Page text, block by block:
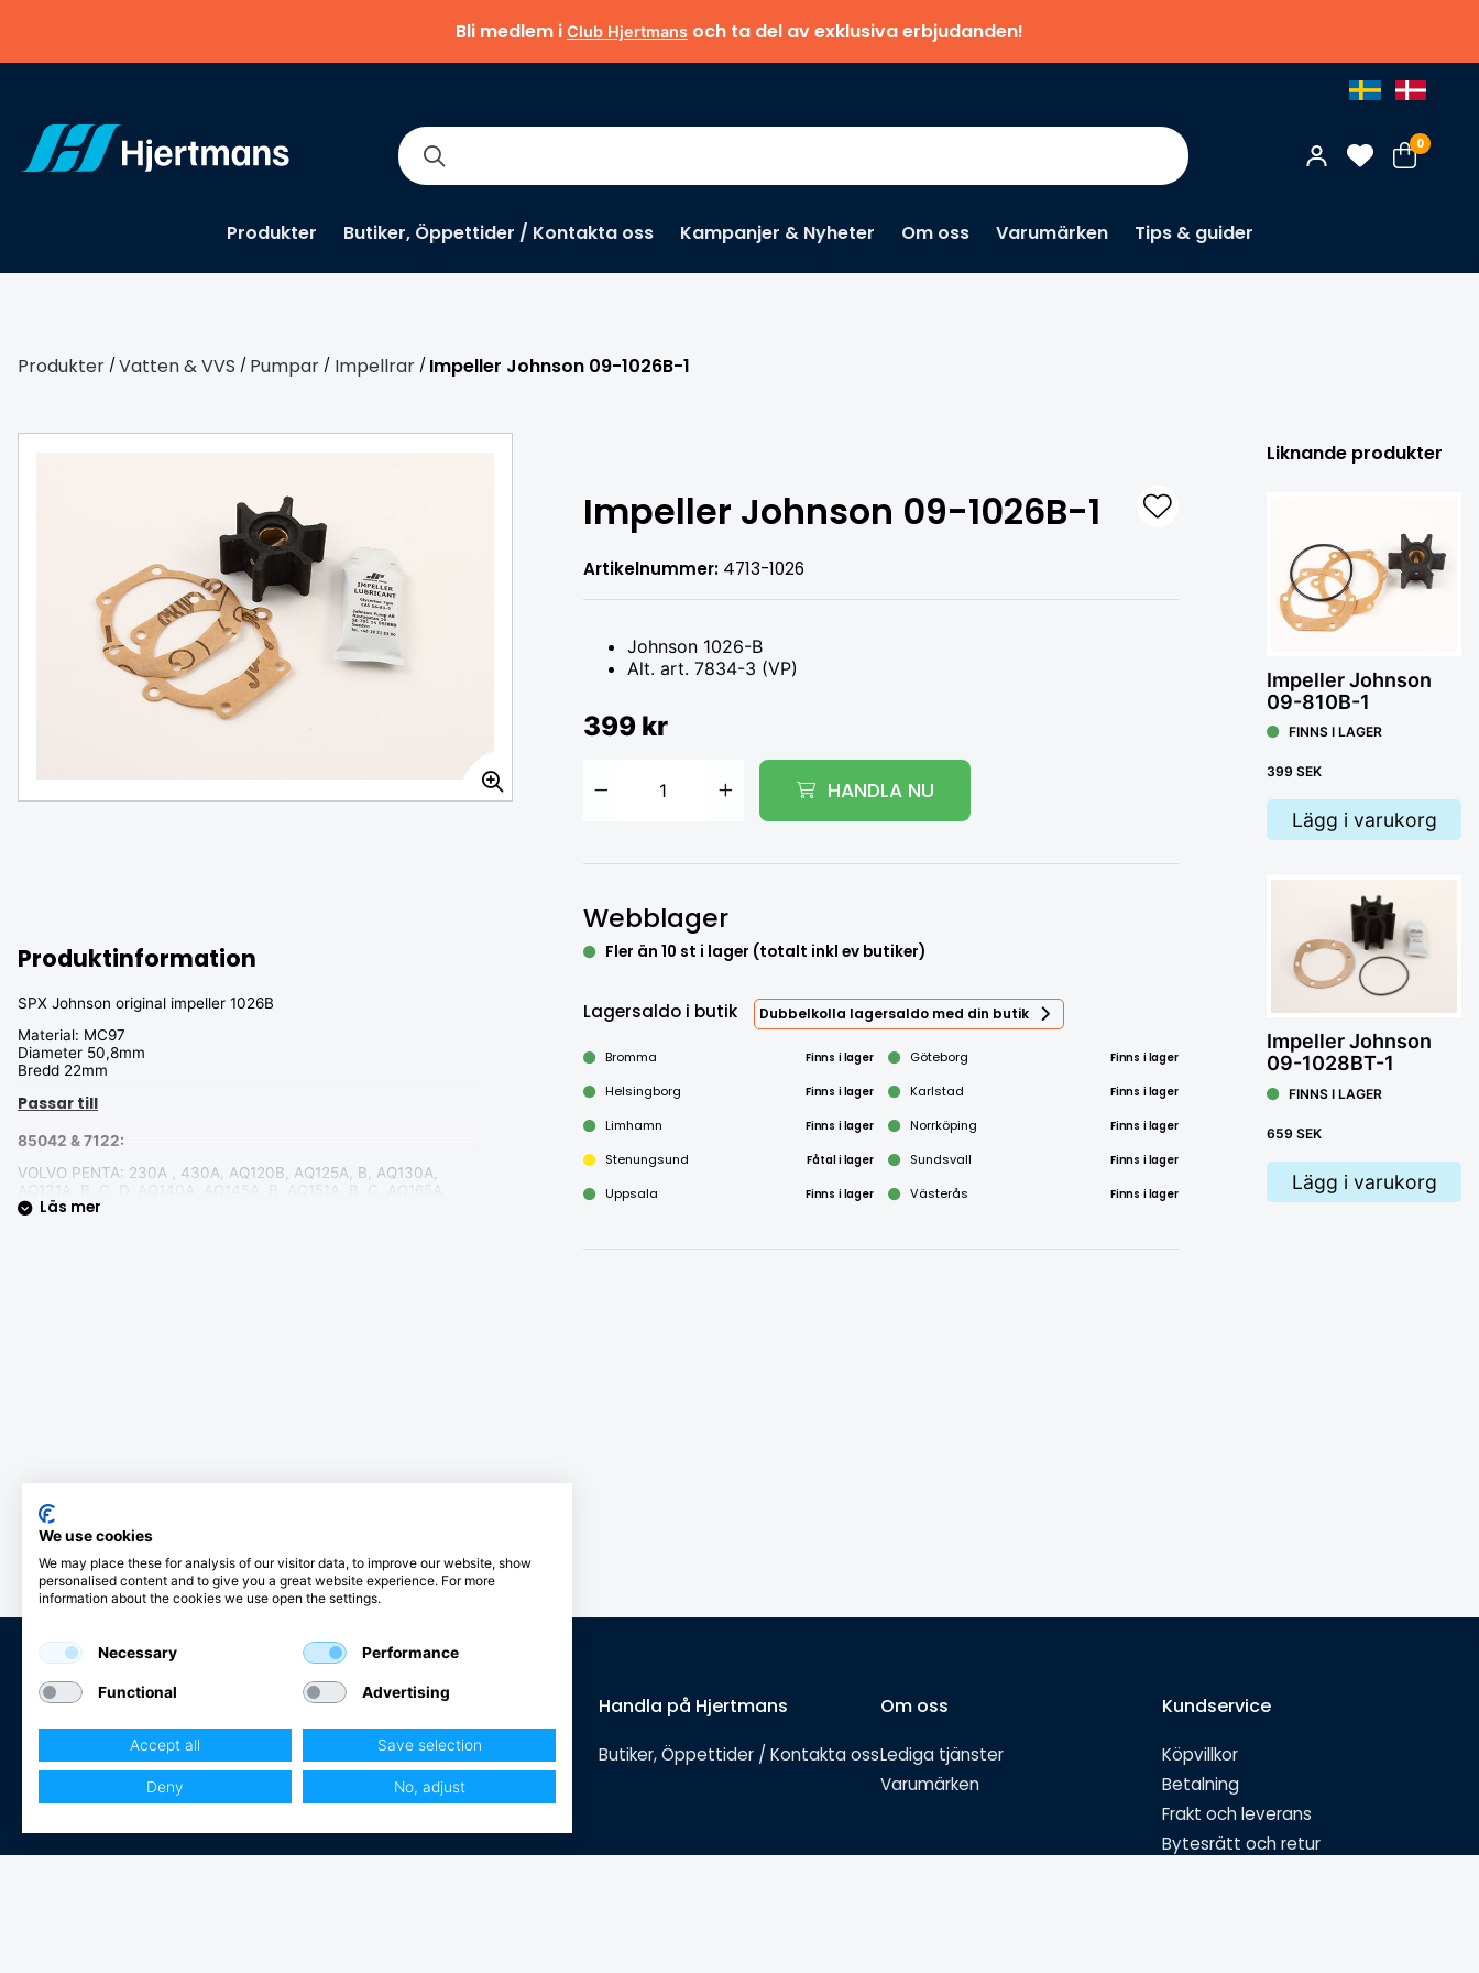
Bli medlem i Club Hjertmans och ta del av exklusiva erbjudanden!
0
Produkter Butiker, Öppettider / Kontakta oss Kampanjer & Nyheter Om oss Varumärken Tips & guider
Produkter / Vatten & VVS / Pumpar / Impellrar / Impeller Johnson 09-1026B-1
Impeller Johnson 09-1026B-1
Artikelnummer: 4713-1026
Johnson 1026-B
Alt. art. 7834-3 (VP)
399 kr
HANDLA NU
Webblager
Fler än 10 st i lager (totalt inkl ev butiker)
Lagersaldo i butik Dubbelkolla lagersaldo med din butik
Bromma Finns i lager Göteborg
Finns i lager
Helsingborg
Finns i lager Karlstad
Finns i lager
Limhamn
Finns i lager Norrköping
Finns i lager
Stenungsund
Fåtal i lager Sundsvall
Finns i lager
Uppsala
Finns i lager Västerås Finns i lager
Produktinformation
SPX Johnson original impeller 1026B
Material: MC97
Diameter 50,8mm
Bredd 22mm
Passar till
85042 & 7122:
VOLVO PENTA: 230A , 430A, AQ120B, AQ125A, B, AQ130A,
AQ131A, B, C, D, AQ140A, AQ145A, B, AQ151A, B, C, AQ165A,
AQ170A, B, C, AQ171A, C, AQ175A, AQ200B, C, D, F, AQ250A,
AQD19, AQD27, AQD29, AQD32A, AQD40A, AQD41A, AQD70B,
C, D,D41A, B, KAD42A, KAMD42A, MD19, MD27, MD29, MD30A,
MD31A, MD32A, MD40A, MD70B, C, TAMD30A,TAMD31A, B,
TAMD41A, B, KAD, -KAMD42 A, B ,P, TAMD60A,B, C, TAMD70B,
C, D, E, THAMD70B, C, TMD30A, TMD31A, B, TMD40A, B, C,
TMD41A,B,TMD70B, C
85048 & 7126:
VOLVO PENTA MB10A, AQD2B, MD1, B,MD2, B, MD6A,MD2010A,
1975
85050 & 7127:
VOLVO PENTA AQ110, AQ115A, B, AQ120, AQ130A, B, C, D,
MB18, BB30, MB20A, B, C, MD17C, D, MD3B
Läs mer
Liknande produkter
Impeller Johnson
09-810B-1
FINNS I LAGER
399 SEK
Lägg i varukorg
Impeller Johnson
09-1028BT-1
FINNS I LAGER
659 SEK
Lägg i varukorg
Club Hjertmans
Logga in
Handla på Hjertmans
Butiker, Öppettider / Kontakta oss
Om oss
Lediga tjänster
Varumärken
Kundservice
Köpvillkor
Betalning
Frakt och leverans
Bytesrätt och retur
We use cookies
We may place these for analysis of our visitor data, to improve our website, show
personalised content and to give you a great website experience. For more
information about the cookies we use open the settings.
Necessary Performance
Functional Advertising
Accept all Save selection
Deny No, adjust